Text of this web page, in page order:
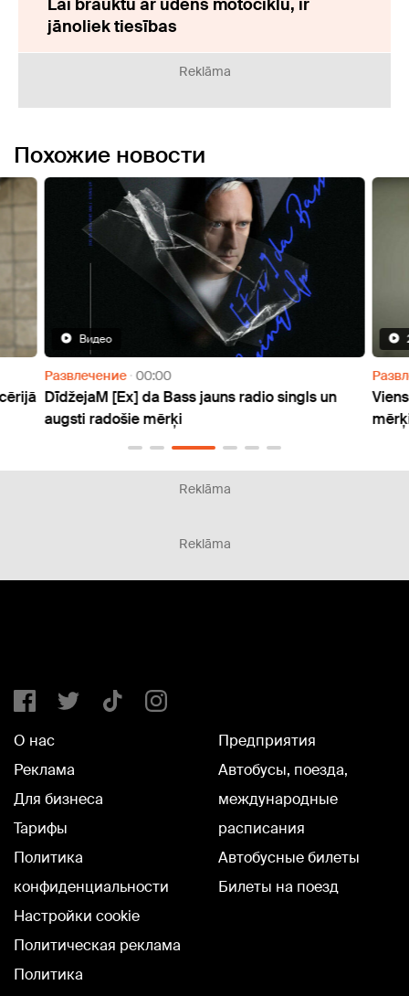
jānoliek tiesības
Reklāma
Похожие новости
Видео
Развлечение 00:00
DīdžejaM [Ex] da Bass jauns radio singls un
augsti radošie mērķi
Reklāma
Reklāma
О нас
Реклама
Для бизнеса
Тарифы
Политика
конфиденциальности
Настройки cookie
Политическая реклама
Политика
Предприятия
Автобусы, поезда,
международные
расписания
Автобусные билеты
Билеты на поезд